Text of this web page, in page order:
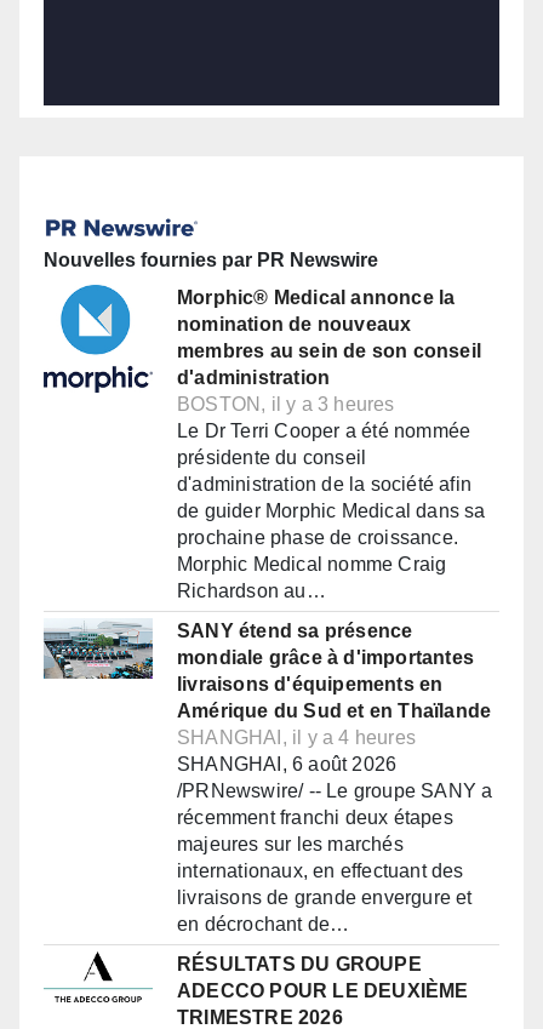
Nouvelles fournies par PR Newswire
Morphic® Medical annonce la
nomination de nouveaux
membres au sein de son conseil
d'administration
BOSTON, il y a 3 heures
Le Dr Terri Cooper a été nommée
présidente du conseil
d'administration de la société afin
de guider Morphic Medical dans sa
prochaine phase de croissance.
Morphic Medical nomme Craig
Richardson au…
SANY étend sa présence
mondiale grâce à d'importantes
livraisons d'équipements en
Amérique du Sud et en Thaïlande
SHANGHAI, il y a 4 heures
SHANGHAI, 6 août 2026
/PRNewswire/ -- Le groupe SANY a
récemment franchi deux étapes
majeures sur les marchés
internationaux, en effectuant des
livraisons de grande envergure et
en décrochant de…
RÉSULTATS DU GROUPE
ADECCO POUR LE DEUXIÈME
TRIMESTRE 2026